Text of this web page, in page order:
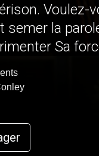
Voulez-
semer la
Sa
et
et pratiques